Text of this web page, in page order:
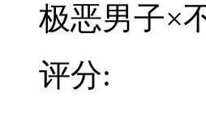
极恶男子×
评分: